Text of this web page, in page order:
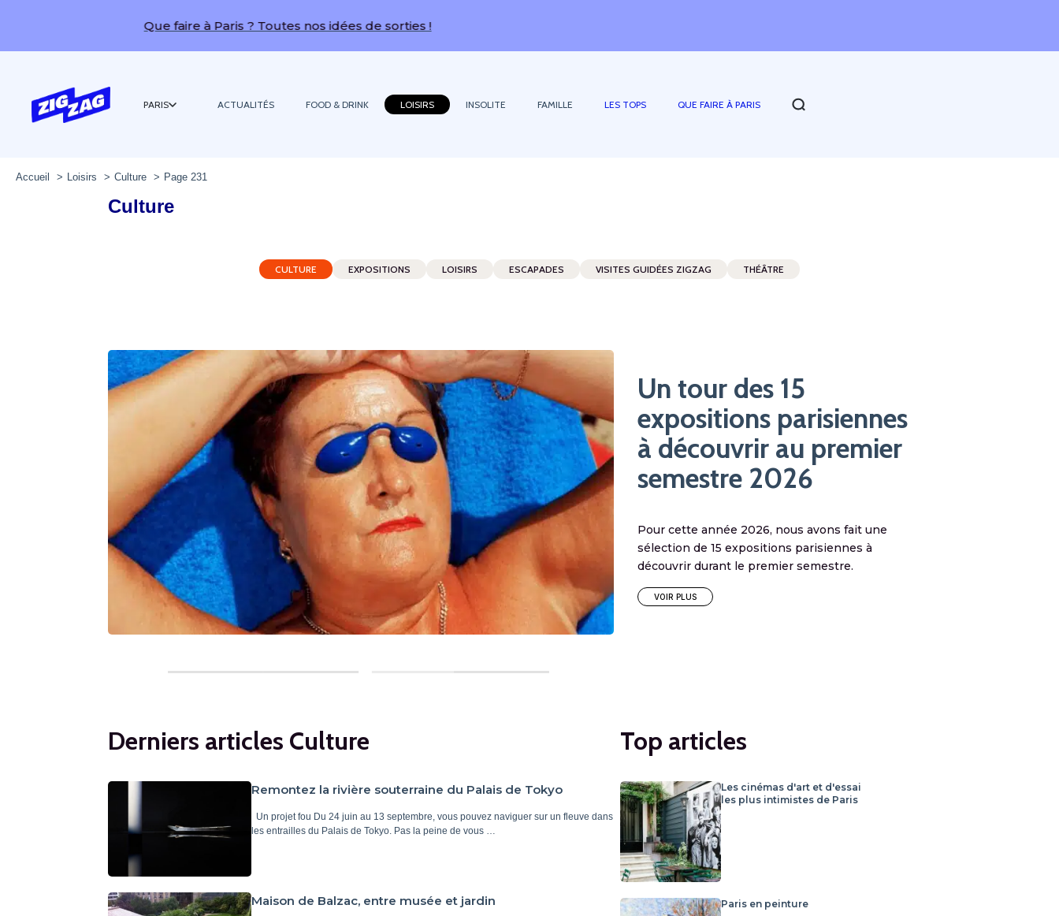
Que faire à Paris ? Toutes nos idées de sorties !
PARIS ACTUALITÉS FOOD & DRINK LOISIRS INSOLITE FAMILLE LES TOPS QUE FAIRE À PARIS
Accueil Loisirs Culture Page 231
Culture
CULTURE EXPOSITIONS LOISIRS ESCAPADES VISITES GUIDÉES ZIGZAG THÉÂTRE
Un tour des 15
expositions parisiennes
à découvrir au premier
semestre 2026
Pour cette année 2026, nous avons fait une
sélection de 15 expositions parisiennes à
découvrir durant le premier semestre.
VOIR PLUS
Derniers articles Culture
Remontez la rivière souterraine du Palais de Tokyo
Un projet fou Du 24 juin au 13 septembre, vous pouvez naviguer sur un fleuve dans
les entrailles du Palais de Tokyo. Pas la peine de vous …
Maison de Balzac, entre musée et jardin
Top articles
Les cinémas d'art et d'essai
les plus intimistes de Paris
Paris en peinture